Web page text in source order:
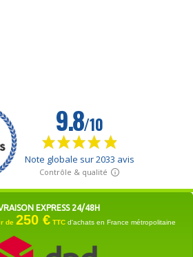
EXPRESS 24/48H
de 250 € TTC d'achats en France métropolitaine